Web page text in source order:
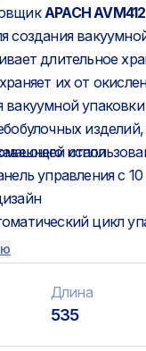
APACH
создания
длительное
их от
вакуумной
стали
управления с
цикл
запуск цикла при
камера
корпус для легкого
435х435х180 мм
Длина
535